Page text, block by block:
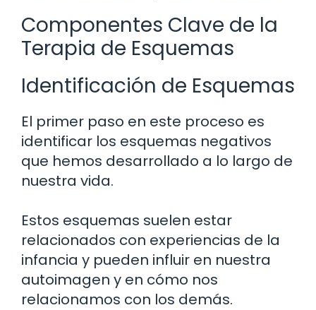
Componentes Clave de la
Terapia de Esquemas
Identificación de Esquemas
El primer paso en este proceso es
identificar los esquemas negativos
que hemos desarrollado a lo largo de
nuestra vida.
Estos esquemas suelen estar
relacionados con experiencias de la
infancia y pueden influir en nuestra
autoimagen y en cómo nos
relacionamos con los demás.